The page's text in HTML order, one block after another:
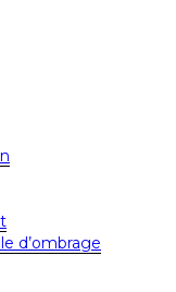
d’ombrage